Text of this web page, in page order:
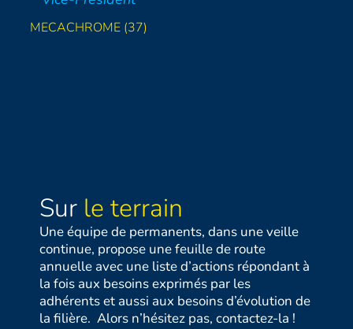
MECACHROME (37)
Sur le terrain
Une équipe de permanents, dans une veille
continue, propose une feuille de route
annuelle avec une liste d’actions répondant à
la fois aux besoins exprimés par les
adhérents et aussi aux besoins d’évolution de
la filière. Alors n’hésitez pas, contactez-la !